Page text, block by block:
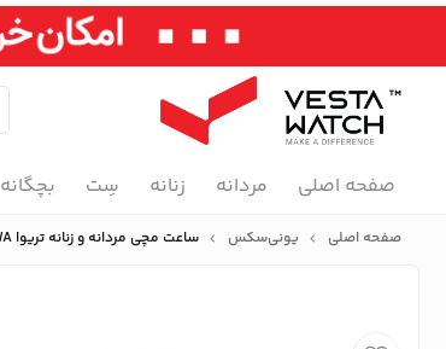
صفحه اصلی مردانه زنانه سِت بچگانه
صفحه اصلی یونی‌سکس ساعت مچی مردانه و زنانه تریوا TRIWA مدل FAST103-CL010112